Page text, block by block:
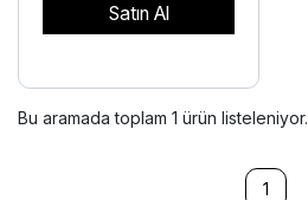
Satın Al
Bu aramada toplam 1 ürün listeleniyor.
1